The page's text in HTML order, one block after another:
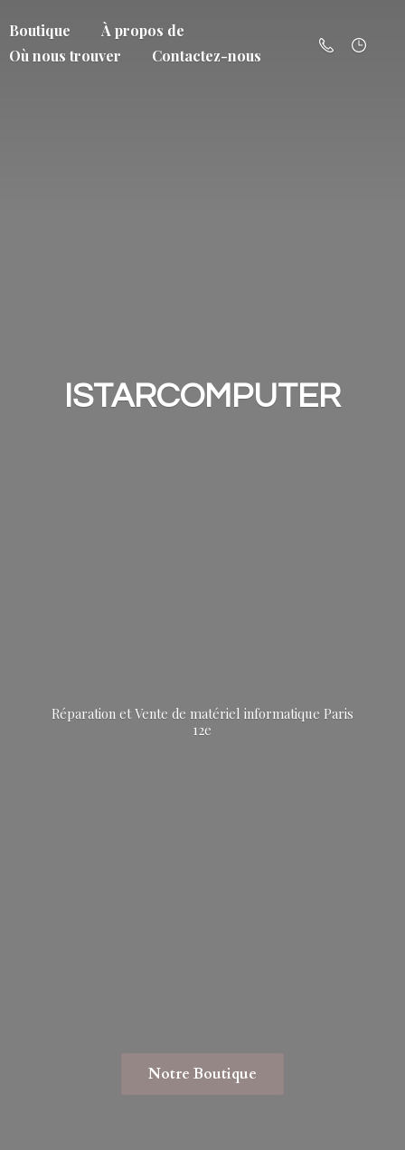
Boutique
À propos de
Où nous trouver
Contactez-nous
ISTARCOMPUTER
Réparation et Vente de matériel informatique Paris
12e
Notre Boutique